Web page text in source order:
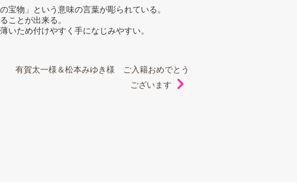
宝物」という意味の言葉が彫られている。
ことが出来る。
いため付けやすく手になじみやすい。
有賀太一様＆松本みゆき様 ご入籍おめでとう
ございます